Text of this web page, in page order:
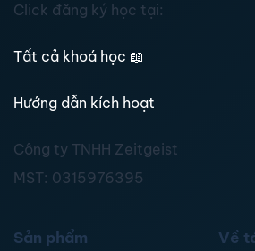
Click đăng ký học tại:
Tất cả khoá học 📖
Hướng dẫn kích hoạt
Công ty TNHH Zeitgeist
MST: 0315976395
Sản phẩm Về